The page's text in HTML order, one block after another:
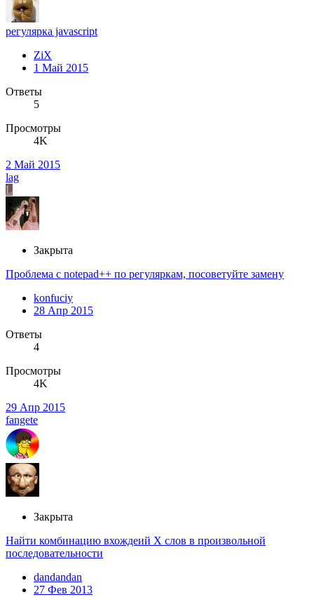
регулярка javascript
ZiX
1 Май 2015
Ответы
5
Просмотры
4K
2 Май 2015
lag
L
Закрыта
Проблема с notepad++ по регуляркам, посоветуйте замену
konfuciy
28 Апр 2015
Ответы
4
Просмотры
4K
29 Апр 2015
fangete
Закрыта
Найти комбинацию вхождеий Х слов в произвольной
последовательности
dandandan
27 Фев 2013